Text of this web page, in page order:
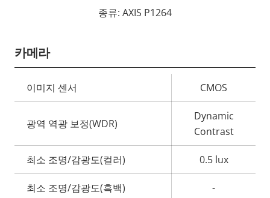
종류: AXIS P1264
카메라
속
성
설
속
값
이미지 센서 CMOS
광역 역광 보정(WDR)
Dynamic
Contrast
최소 조명/감광도(컬러) 0.5 lux
최소 조명/감광도(흑백) -